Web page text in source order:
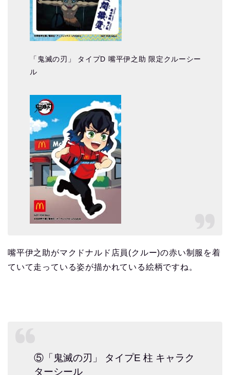
「鬼滅の刃」 タイプD 嘴平伊之助 限定クルーシー
ル
嘴平伊之助がマクドナルド店員(クルー)の赤い制服を着
ていて走っている姿が描かれている絵柄ですね。
⑤「鬼滅の刃」 タイプE 柱 キャラク
ターシール